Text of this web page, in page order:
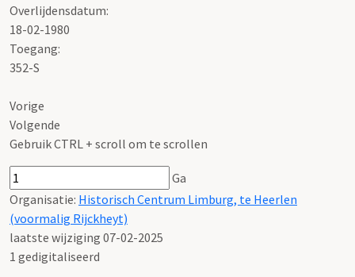
Overlijdensdatum:
18-02-1980
Toegang:
352-S
Vorige
Volgende
Gebruik CTRL + scroll om te scrollen
Ga
Organisatie: Historisch Centrum Limburg, te Heerlen
(voormalig Rijckheyt)
laatste wijziging 07-02-2025
1 gedigitaliseerd